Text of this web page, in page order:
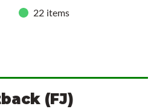
22 items
(FJ)